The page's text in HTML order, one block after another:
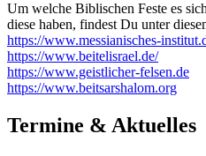
Um wel­che Bibli­schen Fes­te es
die­se haben, fin­dest Du unter
https://www.messianisches-
https://www.beitelisrael.de/
https://www.geistlicher-felsen.de
https://www.beitsarshalom.org
Ter­mi­ne & Aktu­el­les